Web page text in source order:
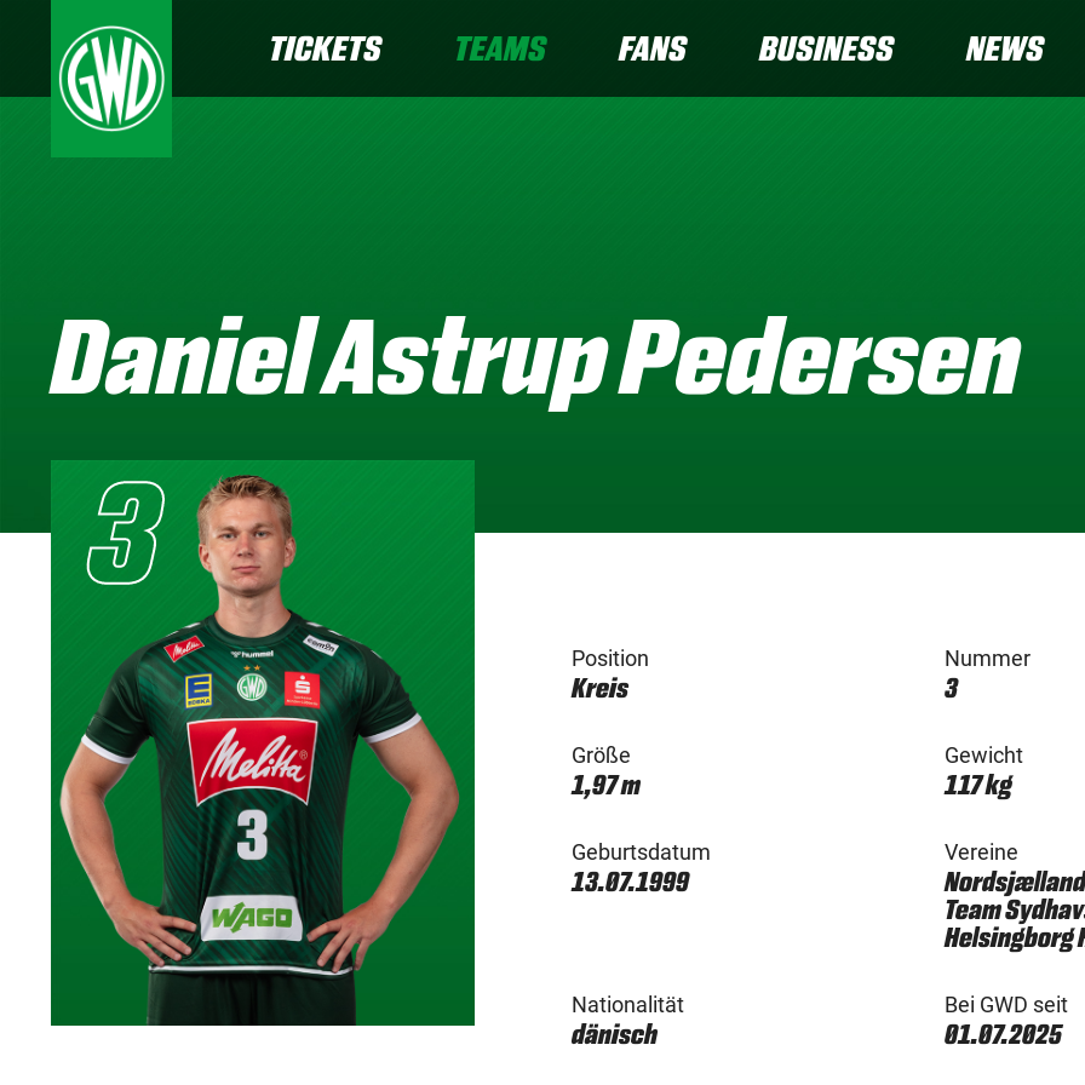
TICKETS TEAMS FANS BUSINESS NEWS
Daniel Astrup Pedersen
3
Position
Kreis
Nummer
3
Größe
1,97 m
Gewicht
117 kg
Geburtsdatum
13.07.1999
Vereine
Nordsjælland
Team
Helsingborg
Nationalität
dänisch
Bei GWD seit
01.07.2025